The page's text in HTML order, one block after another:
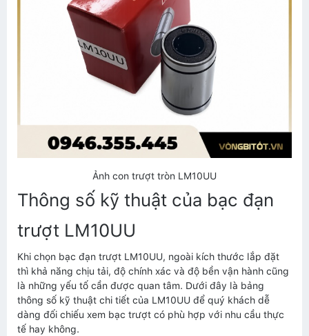
Ảnh con trượt tròn LM10UU
Thông số kỹ thuật của bạc đạn
trượt LM10UU
Khi chọn bạc đạn trượt LM10UU, ngoài kích thước lắp đặt
thì khả năng chịu tải, độ chính xác và độ bền vận hành cũng
là những yếu tố cần được quan tâm. Dưới đây là bảng
thông số kỹ thuật chi tiết của LM10UU để quý khách dễ
dàng đối chiếu xem bạc trượt có phù hợp với nhu cầu thực
tế hay không.